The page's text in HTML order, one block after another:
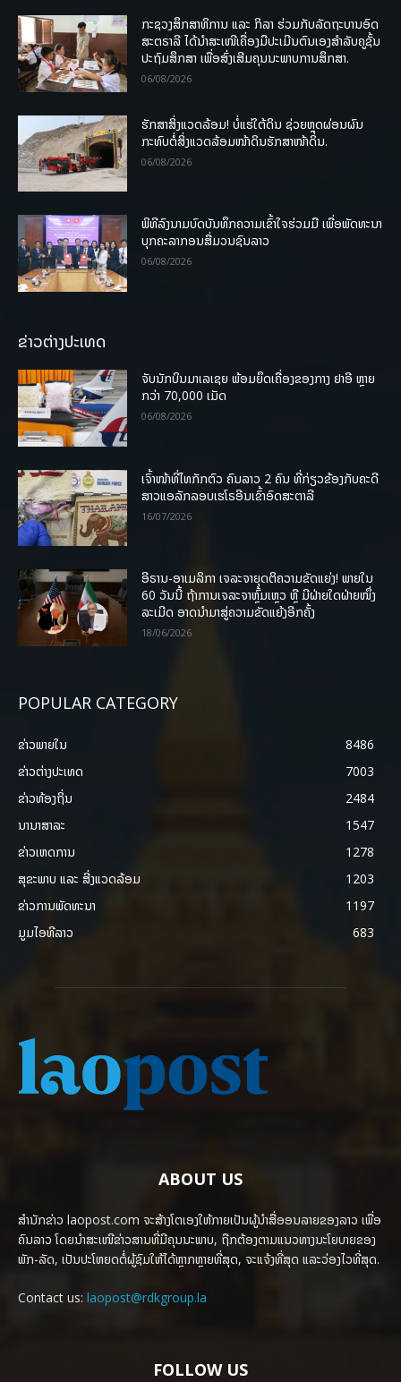
ກະຊວງສຶກສາທິການ ແລະ ກິລາ ຮ່ວມກັບລັດຖະບານອົດ
ສະຕຣາລີ ໄດ້ນຳສະເໜີເຄື່ອງມືປະເມີນຕົນເອງສຳລັບຄູຊັ້ນ
ປະຖົມສຶກສາ ເພື່ອສົ່ງເສີມຄຸນນະພາບການສຶກສາ.
06/08/2026
ຮັກສາສິ່ງແວດລ້ອມ! ບໍ່ແຮ່ໃຕ້ດິນ ຊ່ວຍຫຼຸດຜ່ອນຜົນ
ກະທົບຕໍ່ສິ່ງແວດລ້ອມໜ້າດິນຮັກສາໜ້າດິນ.
06/08/2026
ພິທີລົງນາມບົດບັນທຶກຄວາມເຂົ້າໃຈຮ່ວມມື ເພື່ອພັດທະນາ
ບຸກຄະລາກອນສື່ມວນຊົນລາວ
06/08/2026
ຂ່າວຕ່າງປະເທດ
ຈັບນັກບິນມາເລເຊຍ ພ້ອມຍຶດເຄື່ອງຂອງກາງ ຢາອີ ຫຼາຍ
ກວ່າ 70,000 ເມັດ
06/08/2026
ເຈົ້າໜ້າທີ່ໄທກັກຕົວ ຄົນລາວ 2 ຄົນ ທີ່ກ່ຽວຂ້ອງກັບຄະດີ
ສາວແອລັກລອບເຮໂຣອີນເຂົ້າອົດສະຕາລີ
16/07/2026
ອີຣານ-ອາເມລິກາ ເຈລະຈາຍຸດຕິຄວາມຂັດແຍ່ງ! ພາຍໃນ
60 ວັນນີ້ ຖ້າການເຈລະຈາຫຼົ້ມເຫຼວ ຫຼື ມີຝ່າຍໃດຝ່າຍໜຶ່ງ
ລະເມີດ ອາດນໍາມາສູ່ຄວາມຂັດແຍ້ງອີກຄັ້ງ
18/06/2026
POPULAR CATEGORY
ຂ່າວພາຍ​ໃນ
8486
ຂ່າວຕ່າງປະເທດ
7003
ຂ່າວທ້ອງຖິ່ນ
2484
ນານາສາລະ
1547
ຂ່າວເຫດການ
1278
ສຸຂະພາບ ແລະ ສີ່ງແວດລ້ອມ
1203
ຂ່າວການພັດທະນາ
1197
ມູມໄອທີລາວ
683
ABOUT US
ສຳນັກຂ່າວ laopost.com ຈະສ້າງໂຕເອງໃຫ້ກາຍເປັນຜູ້ນຳສື່ອອນລາຍຂອງລາວ ເພື່ອ
ຄົນລາວ ໂດຍນຳສະເໜີຂ່າວສານທີ່ມີຄຸນນະພາບ, ຖືກຕ້ອງຕາມແນວທາງນະໂຍບາຍຂອງ
ພັກ-ລັດ, ເປັນປະໂຫຍດຕໍ່ຜູ້ຊົມໃຫ້ໄດ້ຫຼາກຫຼາຍທີ່ສຸດ, ຈະແຈ້ງທີ່ສຸດ ແລະວ່ອງໄວທີ່ສຸດ.
Contact us: laopost@rdkgroup.la
FOLLOW US